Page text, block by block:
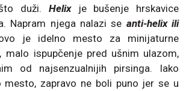
duži. Helixje bušenje hrskavice
Napram njega nalazi se anti-helix ili
je idelno mesto za minijaturne
malo ispupčenje pred ušnim ulazom,
od najsenzualnijih pirsinga. Iako
mesto, zapravo ne boli puno jer se u